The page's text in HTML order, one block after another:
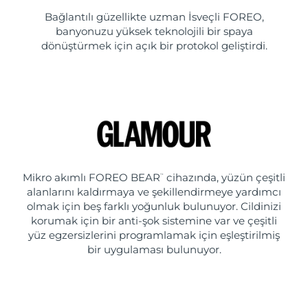
Bağlantılı güzellikte uzman İsveçli FOREO,
banyonuzu yüksek teknolojili bir spaya
dönüştürmek için açık bir protokol geliştirdi.
Mikro akımlı FOREO BEAR ™
cihazında, yüzün çeşitli
alanlarını kaldırmaya ve şekillendirmeye yardımcı
olmak için beş farklı yoğunluk bulunuyor. Cildinizi
korumak için bir anti-şok sistemine var ve çeşitli
yüz egzersizlerini programlamak için eşleştirilmiş
bir uygulaması bulunuyor.